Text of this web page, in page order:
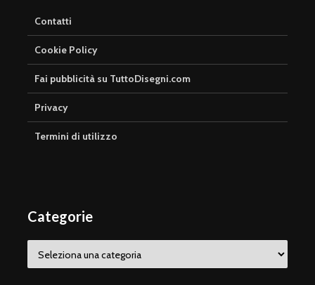
Contatti
Cookie Policy
Fai pubblicità su TuttoDisegni.com
Privacy
Termini di utilizzo
Categorie